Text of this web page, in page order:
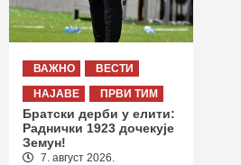
ВАЖНО
ВЕСТИ
НАЈАВЕ
ПРВИ ТИМ
Братски дерби у елити:
Раднички 1923 дочекује
Земун!
7. август 2026.